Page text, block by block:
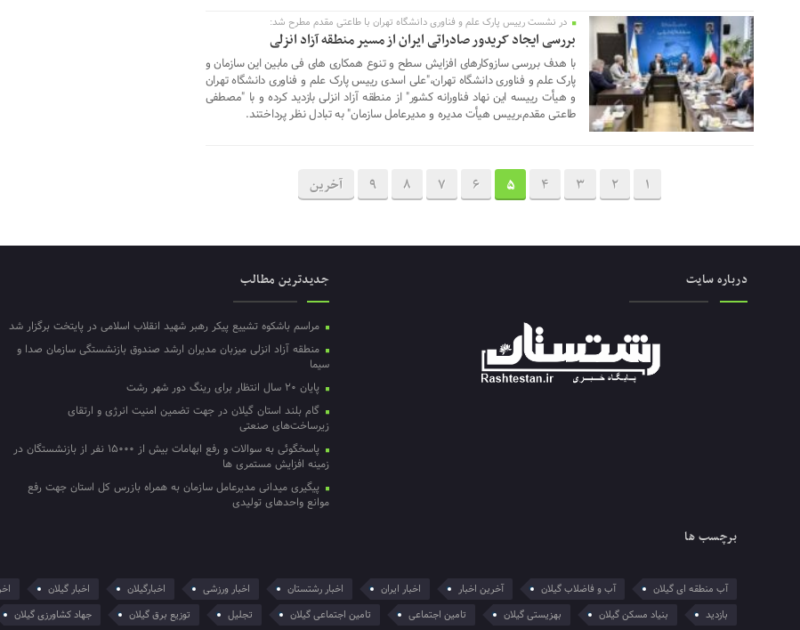
03 ژوئن 2026
در نشست رییس پارک علم و فناوری دانشگاه تهران با طاعتی مقدم مطرح شد:
بررسی ایجاد کریدور صادراتی ایران از مسیر منطقه آزاد انزلی
با هدف بررسی سازوکارهای افزایش سطح و تنوع همکاری های فی مابین این سازمان و
پارک علم و فناوری دانشگاه تهران،"علی اسدی رییس پارک علم و فناوری دانشگاه تهران
و هیأت رییسه این نهاد فناورانه کشور" از منطقه آزاد انزلی بازدید کرده و با "مصطفی
طاعتی مقدم،رییس هیأت مدیره و مدیرعامل سازمان" به تبادل نظر پرداختند.
1
2
3
4
5
6
7
8
9 آخرین
درباره سایت جدیدترین مطالب
مراسم باشکوه تشییع پیکر رهبر شهید انقلاب اسلامی در پایتخت برگزار شد
منطقه آزاد انزلی میزبان مدیران ارشد صندوق بازنشستگی سازمان صدا و
سیما
پایان ۲۰ سال انتظار برای رینگ دور شهر رشت
گام بلند استان گیلان در جهت تضمین امنیت انرژی و ارتقای
زیرساخت‌های صنعتی
پاسخگوئی به سوالات و رفع ابهامات بیش از ۱۵۰۰۰ نفر از بازنشستگان در
زمینه افزایش مستمری ها
پیگیری میدانی مدیرعامل سازمان به همراه بازرس کل استان جهت رفع
موانع واحدهای تولیدی
برچسب ها
آب منطقه ای گیلان آب و فاضلاب گیلان آخرین اخبار اخبار ایران اخبار رشتستان اخبار ورزشی اخبارگیلان اخبار گیلان
بازدید
بنیاد مسکن گیلان بهزیستی گیلان تامین اجتماعی تامین اجتماعی گیلان تجلیل توزیع برق گیلان جهاد کشاورزی گیلان